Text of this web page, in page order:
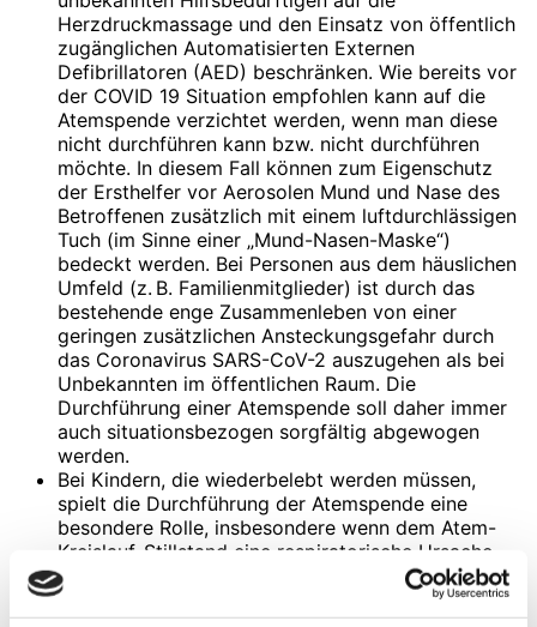
Herzdruckmassage und den Einsatz von öffentlich
zugänglichen Automatisierten Externen
Defibrillatoren (AED) beschränken. Wie bereits vor
der COVID 19 Situation empfohlen kann auf die
Atemspende verzichtet werden, wenn man diese
nicht durchführen kann bzw. nicht durchführen
möchte. In diesem Fall können zum Eigenschutz
der Ersthelfer vor Aerosolen Mund und Nase des
Betroffenen zusätzlich mit einem luftdurchlässigen
Tuch (im Sinne einer „Mund-Nasen-Maske“)
bedeckt werden. Bei Personen aus dem häuslichen
Umfeld (z. B. Familienmitglieder) ist durch das
bestehende enge Zusammenleben von einer
geringen zusätzlichen Ansteckungsgefahr durch
das Coronavirus SARS-CoV-2 auszugehen als bei
Unbekannten im öffentlichen Raum. Die
Durchführung einer Atemspende soll daher immer
auch situationsbezogen sorgfältig abgewogen
werden.
Bei Kindern, die wiederbelebt werden müssen,
spielt die Durchführung der Atemspende eine
besondere Rolle, insbesondere wenn dem Atem-
Kreislauf-Stillstand eine respiratorische Ursache
zugrunde liegt. Es ist anzunehmen, dass Ersthelfer,
die Kinder wiederbeleben, häufig medizinisch